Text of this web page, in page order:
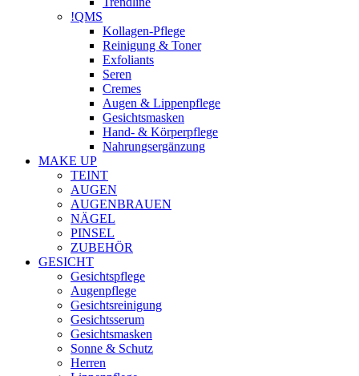
!QMS
Kollagen-Pflege
Reinigung & Toner
Exfoliants
Seren
Cremes
Augen & Lippenpflege
Gesichtsmasken
Hand- & Körperpflege
Nahrungsergänzung
MAKE UP
TEINT
AUGEN
AUGENBRAUEN
NÄGEL
PINSEL
ZUBEHÖR
GESICHT
Gesichtspflege
Augenpflege
Gesichtsreinigung
Gesichtsserum
Gesichtsmasken
Sonne & Schutz
Herren